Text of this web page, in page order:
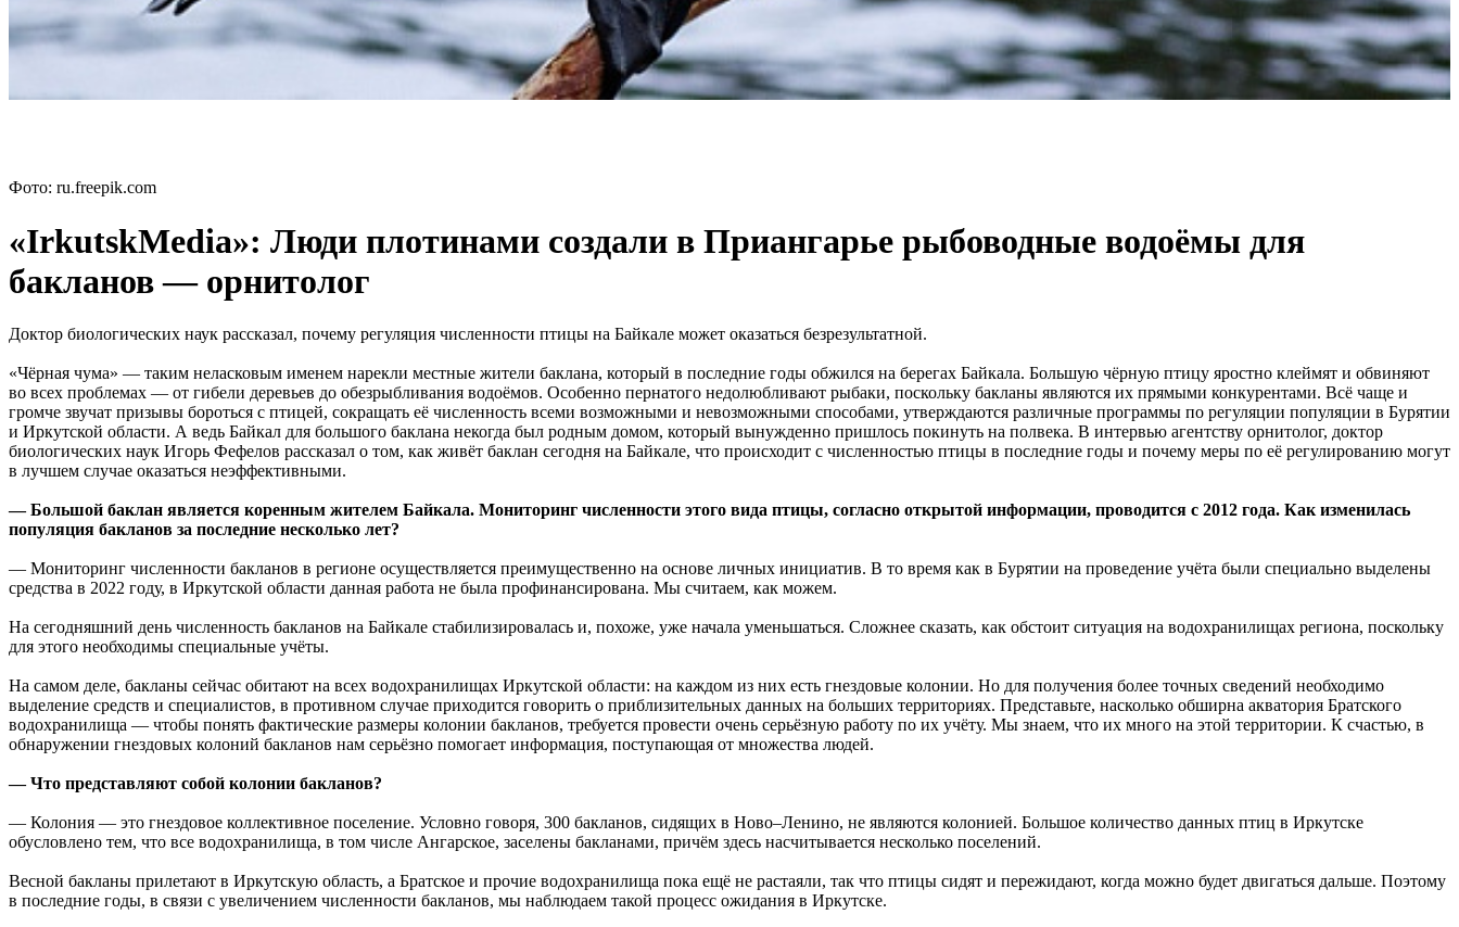
Фото: ru.freepik.com
«IrkutskMedia»: Люди плотинами создали в Приангарье рыбоводные водоёмы для
бакланов — орнитолог
Доктор биологических наук рассказал, почему регуляция численности птицы на Байкале может оказаться безрезультатной.
«Чёрная чума» — таким неласковым именем нарекли местные жители баклана, который в последние годы обжился на берегах Байкала. Большую чёрную птицу яростно клеймят и обвиняют
во всех проблемах — от гибели деревьев до обезрыбливания водоёмов. Особенно пернатого недолюбливают рыбаки, поскольку бакланы являются их прямыми конкурентами. Всё чаще и
громче звучат призывы бороться с птицей, сокращать её численность всеми возможными и невозможными способами, утверждаются различные программы по регуляции популяции в Бурятии
и Иркутской области. А ведь Байкал для большого баклана некогда был родным домом, который вынужденно пришлось покинуть на полвека. В интервью агентству орнитолог, доктор
биологических наук Игорь Фефелов рассказал о том, как живёт баклан сегодня на Байкале, что происходит с численностью птицы в последние годы и почему меры по её регулированию могут
в лучшем случае оказаться неэффективными.
— Большой баклан является коренным жителем Байкала. Мониторинг численности этого вида птицы, согласно открытой информации, проводится с 2012 года. Как изменилась
популяция бакланов за последние несколько лет?
— Мониторинг численности бакланов в регионе осуществляется преимущественно на основе личных инициатив. В то время как в Бурятии на проведение учёта были специально выделены
средства в 2022 году, в Иркутской области данная работа не была профинансирована. Мы считаем, как можем.
На сегодняшний день численность бакланов на Байкале стабилизировалась и, похоже, уже начала уменьшаться. Сложнее сказать, как обстоит ситуация на водохранилищах региона, поскольку
для этого необходимы специальные учёты.
На самом деле, бакланы сейчас обитают на всех водохранилищах Иркутской области: на каждом из них есть гнездовые колонии. Но для получения более точных сведений необходимо
выделение средств и специалистов, в противном случае приходится говорить о приблизительных данных на больших территориях. Представьте, насколько обширна акватория Братского
водохранилища — чтобы понять фактические размеры колонии бакланов, требуется провести очень серьёзную работу по их учёту. Мы знаем, что их много на этой территории. К счастью, в
обнаружении гнездовых колоний бакланов нам серьёзно помогает информация, поступающая от множества людей.
— Что представляют собой колонии бакланов?
— Колония — это гнездовое коллективное поселение. Условно говоря, 300 бакланов, сидящих в Ново–Ленино, не являются колонией. Большое количество данных птиц в Иркутске
обусловлено тем, что все водохранилища, в том числе Ангарское, заселены бакланами, причём здесь насчитывается несколько поселений.
Весной бакланы прилетают в Иркутскую область, а Братское и прочие водохранилища пока ещё не растаяли, так что птицы сидят и пережидают, когда можно будет двигаться дальше. Поэтому
в последние годы, в связи с увеличением численности бакланов, мы наблюдаем такой процесс ожидания в Иркутске.